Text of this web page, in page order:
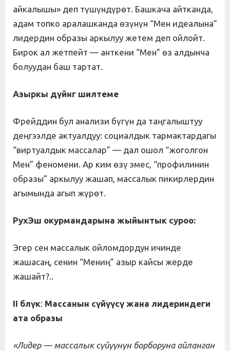
айкалышы» деп түшүндүрөт. Башкача айтканда,
адам топко аралашканда өзүнүн “Мен идеалына”
лидердин образы аркылуу жетем деп ойлойт.
Бирок ал жетпейт — анткени “Мен” өз алдынча
болуудан баш тартат.
Азыркы дүйнг шилтеме
Фрейддин бул анализи бүгүн да таңгалыштуу
деңгээлде актуалдуу: социалдык тармактардагы
“виртуалдык массалар” — дал ошол “жоголгон
Мен” феномени. Ар ким өзү эмес, “профилинин
образы” аркылуу жашап, массалык пикирлердин
агымында агып жүрөт.
РухЭш окурмандарына жыйынтык суроо:
Эгер сен массалык ойломдордун ичинде
жашасаң, сенин “Мениң” азыр кайсы жерде
жашайт?..
II блүк: Массанын сүйүүсү жана лидериндеги
ата образы
«Лидер — массалык сүйүүнүн борборуна айланган